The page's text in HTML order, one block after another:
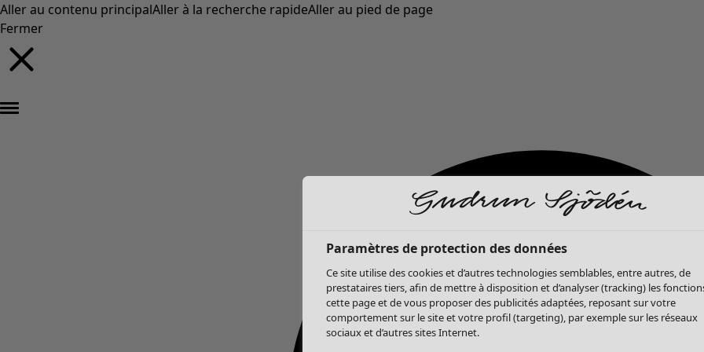
Aller au contenu principalAller à la recherche rapideAller au pied de page
Fermer
Paramètres de protection des données
Ce site utilise des cookies et d’autres technologies semblables, entre autres, de
prestataires tiers, afin de mettre à disposition et d’analyser (tracking) les
cette page et de vous proposer des publicités adaptées, reposant sur votre
comportement sur le site et votre profil (targeting), par exemple sur les réseaux
sociaux et d’autres sites Internet.